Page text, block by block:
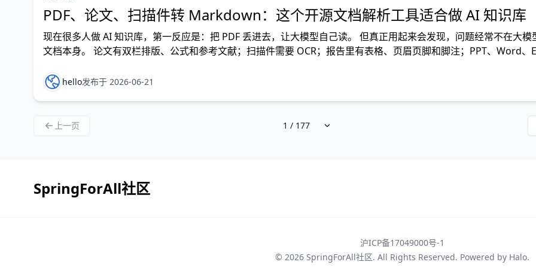
PDF、论文、扫描件转 Markdown：这个开源文档解析工具适合做 AI 知识库
现在很多人做 AI 知识库，第一反应是：把 PDF 丢进去，让大模型自己读。 但真正用起来会发现，问题经常不在大模
文档本身。 论文有双栏排版、公式和参考文献；扫描件需要 OCR；报告里有表格、页眉页脚和脚注；PPT、Word、
hello发布于 2026-06-21
上一页
SpringForAll社区
沪ICP备17049000号-1
© 2026 SpringForAll社区. All Rights Reserved. Powered by Halo.